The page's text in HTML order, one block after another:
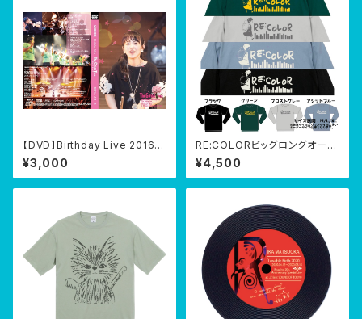
【DVD】Birthday Live 2016
『The Giving Tree - Bloom l
ike flowers -』@さくらホール
2016/04/15
¥3,000
RE:COLORビッグロングオーバ
ーTシャツ
¥4,500